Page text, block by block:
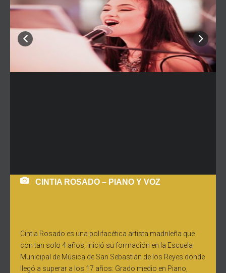
CINTIA ROSADO – PIANO Y VOZ
Cintia Rosado es una polifacética artista madrileña que
con tan solo 4 años, inició su formación en la Escuela
Municipal de Música de San Sebastián de los Reyes donde
llegó a superar a los 17 años: Grado medio en Piano,